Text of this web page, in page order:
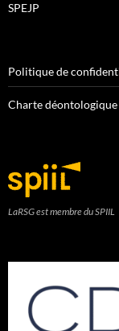
SPEJP
Politique de
Charte déontologique
LaRSG est membre du SPIIL